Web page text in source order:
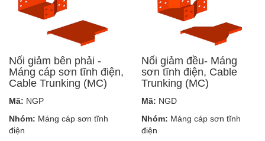
Nối giảm bên phải -
Máng cáp sơn tĩnh điện,
Cable Trunking (MC)
Mã: NGP
Nhóm: Máng cáp sơn tĩnh
điện
Nối giảm đều- Máng
sơn tĩnh điện, Cable
Trunking (MC)
Mã: NGD
Nhóm: Máng cáp sơn tĩnh
điện